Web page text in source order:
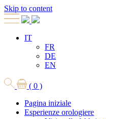
Skip to content
IT
FR
DE
EN
( 0 )
Pagina iniziale
Esperienze orologiere